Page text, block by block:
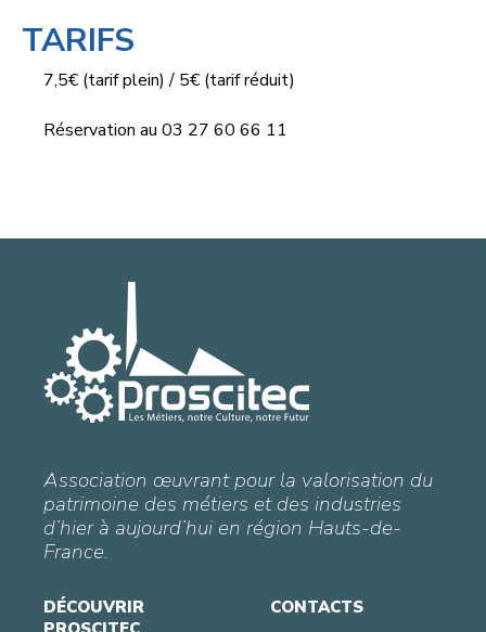
TARIFS
7,5€ (tarif plein) / 5€ (tarif réduit)
Réservation au 03 27 60 66 11
Association œuvrant pour la valorisation du
patrimoine des métiers et des industries
d’hier à aujourd’hui en région Hauts-de-
France.
DÉCOUVRIR
CONTACTS